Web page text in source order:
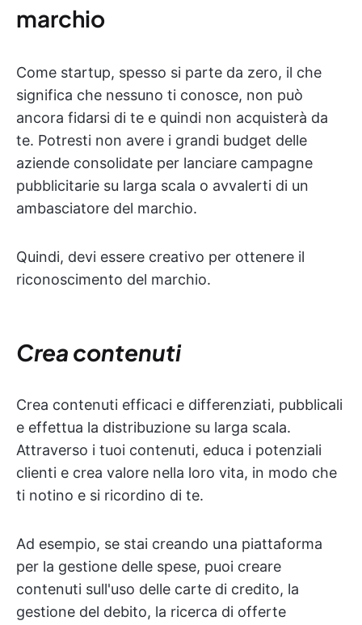
marchio
Come startup, spesso si parte da zero, il che
significa che nessuno ti conosce, non può
ancora fidarsi di te e quindi non acquisterà da
te. Potresti non avere i grandi budget delle
aziende consolidate per lanciare campagne
pubblicitarie su larga scala o avvalerti di un
ambasciatore del marchio.
Quindi, devi essere creativo per ottenere il
riconoscimento del marchio.
Crea contenuti
Crea contenuti efficaci e differenziati, pubblicali
e effettua la distribuzione su larga scala.
Attraverso i tuoi contenuti, educa i potenziali
clienti e crea valore nella loro vita, in modo che
ti notino e si ricordino di te.
Ad esempio, se stai creando una piattaforma
per la gestione delle spese, puoi creare
contenuti sull'uso delle carte di credito, la
gestione del debito, la ricerca di offerte